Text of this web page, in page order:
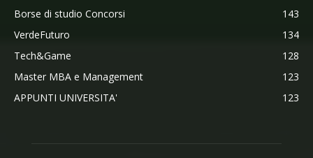
Borse di studio Concorsi
143
VerdeFuturo
134
Tech&Game
128
Master MBA e Management
123
APPUNTI UNIVERSITA'
123